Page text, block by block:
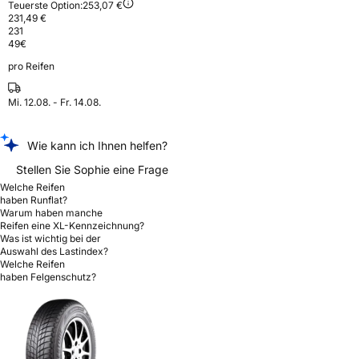
Teuerste Option:253,07 €
231,49 €
231
49€
pro Reifen
Mi. 12.08. - Fr. 14.08.
Wie kann ich Ihnen helfen?
Stellen Sie Sophie eine Frage
Welche Reifen
haben Runflat?
Warum haben manche
Reifen eine XL-Kennzeichnung?
Was ist wichtig bei der
Auswahl des Lastindex?
Welche Reifen
haben Felgenschutz?